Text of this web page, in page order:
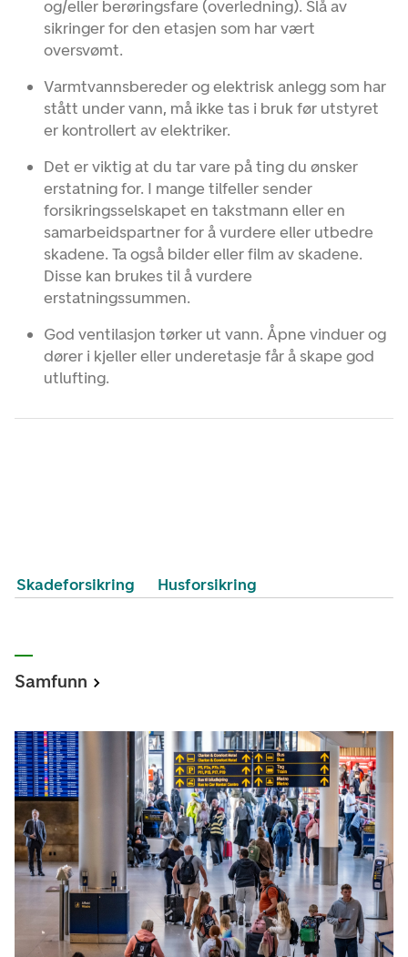
og/eller berøringsfare (overledning). Slå av
sikringer for den etasjen som har vært
oversvømt.
Varmtvannsbereder og elektrisk anlegg som har
stått under vann, må ikke tas i bruk før utstyret
er kontrollert av elektriker.
Det er viktig at du tar vare på ting du ønsker
erstatning for. I mange tilfeller sender
forsikringsselskapet en takstmann eller en
samarbeidspartner for å vurdere eller utbedre
skadene. Ta også bilder eller film av skadene.
Disse kan brukes til å vurdere
erstatningssummen.
God ventilasjon tørker ut vann. Åpne vinduer og
dører i kjeller eller underetasje får å skape god
utlufting.
Skadeforsikring Husforsikring
Samfunn